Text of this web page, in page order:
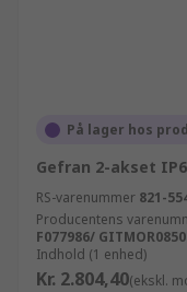
På lager hos
Gefran 2-akset
RS-varenummer 821-
Producentens
F077986/
Indhold (1 enhed)
Kr. 2.804,40(ekskl.